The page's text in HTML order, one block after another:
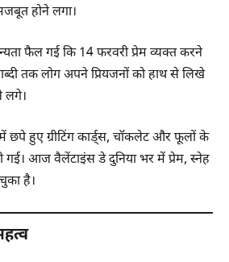
होने लगा।
फैल गई कि 14 फरवरी प्रेम व्यक्त करने
तक लोग अपने प्रियजनों को हाथ से लिखे
लगे।
छपे हुए ग्रीटिंग कार्ड्स, चॉकलेट और फूलों के
गई। आज वैलेंटाइंस डे दुनिया भर में प्रेम, स्नेह
है।